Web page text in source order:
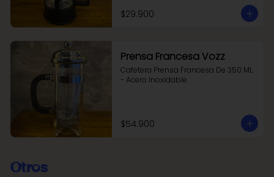
$29.900
Prensa Francesa Vozz
Cafetera Prensa Francesa De 350 ML
- Acero Inoxidable
$54.900
Otros